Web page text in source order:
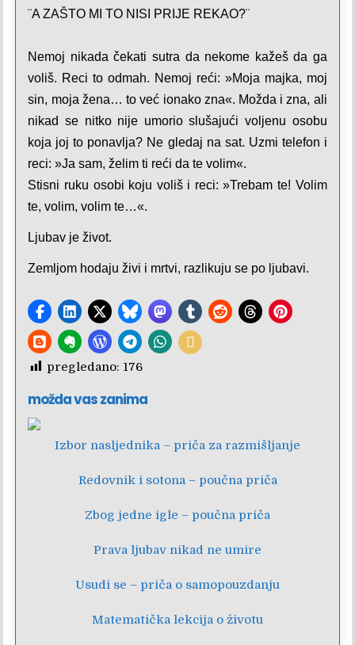
¨A ZAŠTO MI TO NISI PRIJE REKAO?¨
Nemoj nikada čekati sutra da nekome kažeš da ga
voliš. Reci to odmah. Nemoj reći: »Moja majka, moj
sin, moja žena… to već ionako zna«. Možda i zna, ali
nikad se nitko nije umorio slušajući voljenu osobu
koja joj to ponavlja? Ne gledaj na sat. Uzmi telefon i
reci: »Ja sam, želim ti reći da te volim«.
Stisni ruku osobi koju voliš i reci: »Trebam te! Volim
te, volim, volim te…«.
Ljubav je život.
Zemljom hodaju živi i mrtvi, razlikuju se po ljubavi.
pregledano: 176
možda vas zanima
Izbor nasljednika – priča za razmišljanje
Redovnik i sotona – poučna priča
Zbog jedne igle – poučna priča
Prava ljubav nikad ne umire
Usudi se – priča o samopouzdanju
Matematička lekcija o životu